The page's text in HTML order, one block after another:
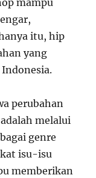
mampu
itu, hip
yang
perubahan
melalui
genre
isu-isu
memberikan